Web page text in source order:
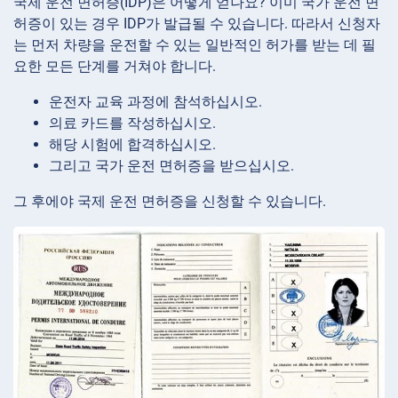
허증이 있는 경우 IDP가 발급될 수 있습니다. 따라서 신청자
는 먼저 차량을 운전할 수 있는 일반적인 허가를 받는 데 필
요한 모든 단계를 거쳐야 합니다.
운전자 교육 과정에 참석하십시오.
의료 카드를 작성하십시오.
해당 시험에 합격하십시오.
그리고 국가 운전 면허증을 받으십시오.
그 후에야 국제 운전 면허증을 신청할 수 있습니다.